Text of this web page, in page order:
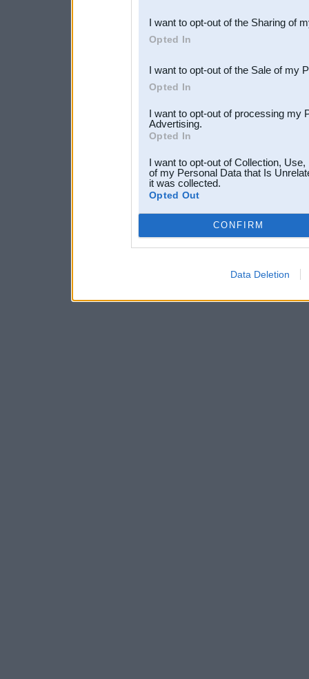
Downstream Participants
third parties.
I want to opt-out of the Sharing of
Opted In
I want to opt-out of the Sale of my
Opted In
I want to opt-out of processing my
Advertising.
Opted In
I want to opt-out of Collection,
of my Personal Data that Is
it was collected.
Opted Out
CONFIRM
Data Deletion